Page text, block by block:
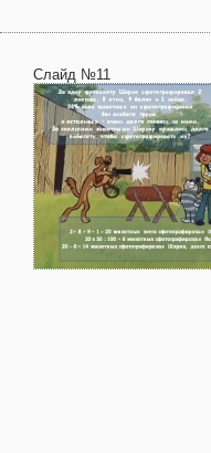
Слайд №11